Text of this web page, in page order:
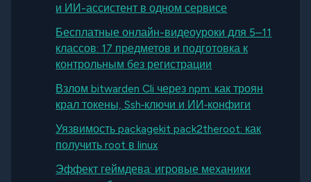
и ИИ-ассистент в одном сервисе
Бесплатные онлайн-видеоуроки для 5–11
классов: 17 предметов и подготовка к
контрольным без регистрации
Взлом bitwarden Cli через npm: как троян
крал токены, Ssh‑ключи и ИИ‑конфиги
Уязвимость packagekit pack2theroot: как
получить root в linux
Эффект геймдева: игровые механики